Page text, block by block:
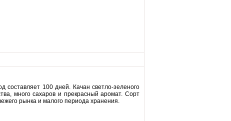
составляет 100 дней. Качан светло-зеленого
много сахаров и прекрасный аромат. Сорт
рынка и малого периода хранения.